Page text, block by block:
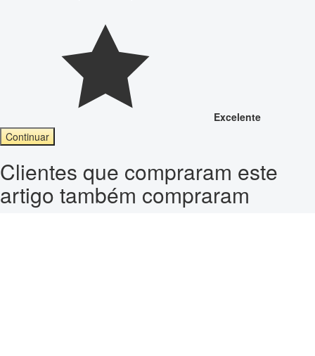
Excelente
Continuar
Clientes que compraram este
artigo também compraram